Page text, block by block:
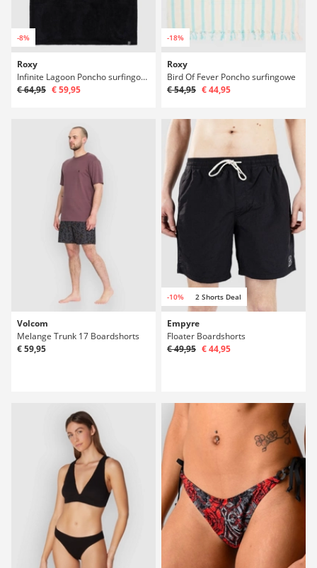
-8%
Roxy
Infinite Lagoon Poncho surfingowe
€ 64,95 € 59,95
-18%
Roxy
Bird Of Fever Poncho surfingowe
€ 54,95 € 44,95
Volcom
Melange Trunk 17 Boardshorts
€ 59,95
-10% 2 Shorts Deal
Empyre
Floater Boardshorts
€ 49,95 € 44,95